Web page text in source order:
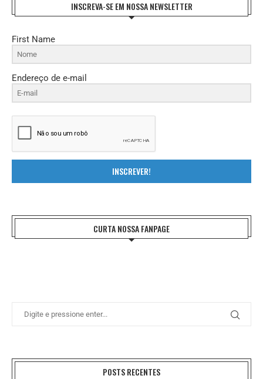
INSCREVA-SE EM NOSSA NEWSLETTER
First Name
Endereço de e-mail
INSCREVER!
CURTA NOSSA FANPAGE
POSTS RECENTES